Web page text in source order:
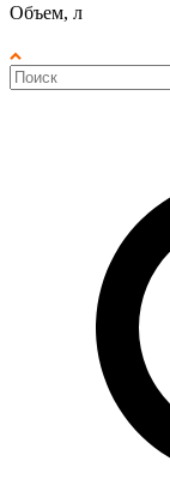
Объем, л